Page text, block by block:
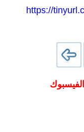
https://